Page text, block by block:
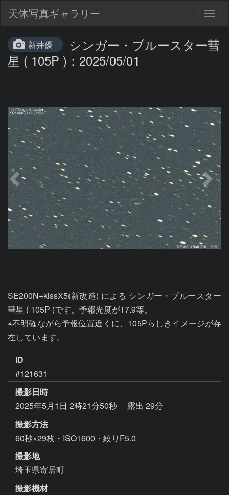
天体写真ギャラリー
新井優
シンガー・ブルースター彗
星 ( 105P )：2025/05/01
SE200N+kissX5(新改造) による シンガー・ブルースター
彗星 ( 105P )です。予報光度が17.9等。
※不明確ながら予報位置近くに、105Pらしきイメージが存
在しています。
ID
#121631
撮影日時
2025年5月1日 2時21分50秒
露出 29分
撮影方法
60秒×29枚・ISO1600・絞りF5.0
撮影地
埼玉県寄居町
撮影機材